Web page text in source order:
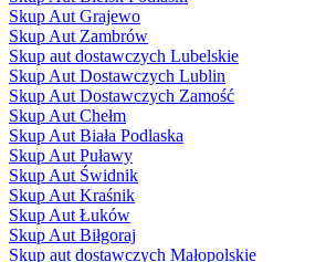
Skup Aut Grajewo
Skup Aut Zambrów
Skup aut dostawczych Lubelskie
Skup Aut Dostawczych Lublin
Skup Aut Dostawczych Zamość
Skup Aut Chełm
Skup Aut Biała Podlaska
Skup Aut Puławy
Skup Aut Świdnik
Skup Aut Kraśnik
Skup Aut Łuków
Skup Aut Biłgoraj
Skup aut dostawczych Małopolskie